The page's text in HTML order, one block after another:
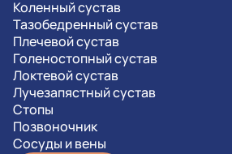
Коленный сустав
Тазобедренный сустав
Плечевой сустав
Голеностопный сустав
Локтевой сустав
Лучезапястный сустав
Стопы
Позвоночник
Сосуды и вены